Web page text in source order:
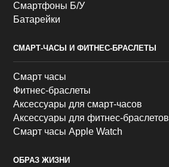
Смартфоны Б/У
Батарейки
СМАРТ-ЧАСЫ И ФИТНЕС-БРАСЛЕТЫ
Смарт часы
Фитнес-браслеты
Аксессуары для смарт-часов
Аксессуары для фитнес-браслетов
Смарт часы Apple Watch
ОБРАЗ ЖИЗНИ